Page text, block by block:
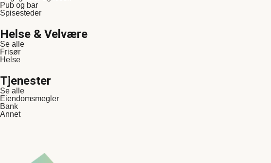
Pub og bar
Spisesteder
Helse & Velvære
Se alle
Frisør
Helse
Tjenester
Se alle
Eiendomsmegler
Bank
Annet